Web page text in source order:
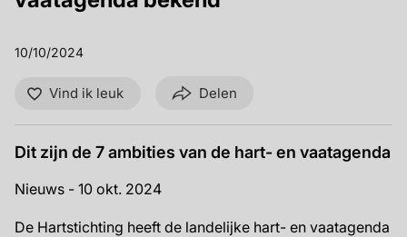
10/10/2024
Vind ik leuk Delen
Dit zijn de 7 ambities van de hart- en vaatagenda
Nieuws - 10 okt. 2024
De Hartstichting heeft de landelijke hart- en vaatagenda